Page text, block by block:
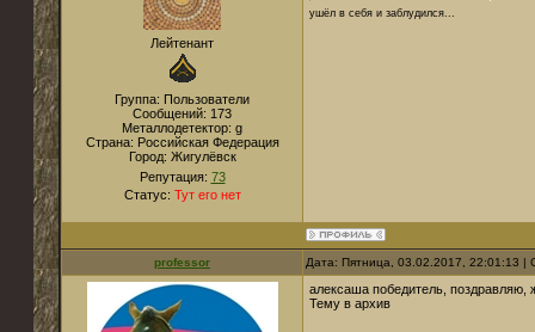
Лейтенант
Группа: Пользователи
Сообщений: 173
Металлодетектор: g
Страна: Российская Федерация
Город: Жигулёвск
Репутация: 73
Статус: Тут его нет
ушёл в себя и заблудился...
professor Дата: Пятница, 03.02.2017, 22:01:13
алексаша победитель, поздравляю,
Тему в архив